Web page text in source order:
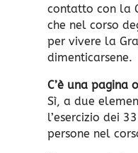
contatto con la
che nel corso
per vivere la
dimenticarsene.
C’è una
Sì, a due
l’esercizio dei
persone nel